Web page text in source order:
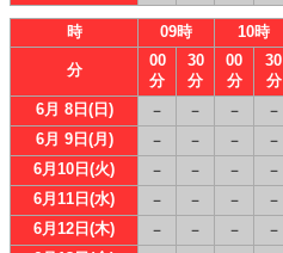
時 09時 10時
分
00
分
30
分
00
分
30
分
6月 8日(日)
－ － － －
6月 9日(月) － － － －
6月10日(火) － － － －
6月11日(水) － － － －
6月12日(木) － － － －